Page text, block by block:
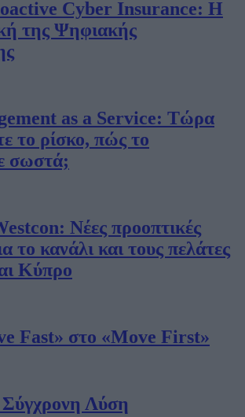
Cyber Insurance: Η
της Ψηφιακής
as a Service: Τώρα
το ρίσκο, πώς το
σωστά;
Νέες προοπτικές
το κανάλι και τους πελάτες
Κύπρο
Fast» στο «Move First»
Λύση